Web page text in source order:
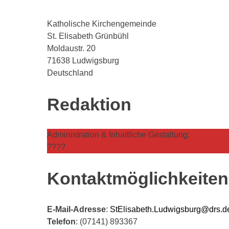
Katholische Kirchengemeinde
St. Elisabeth Grünbühl
Moldaustr. 20
71638 Ludwigsburg
Deutschland
Redaktion
Administration & Inhaltliche Gestaltung:
????
Kontaktmöglichkeiten
E-Mail-Adresse:
Telefon: (07141) 893367